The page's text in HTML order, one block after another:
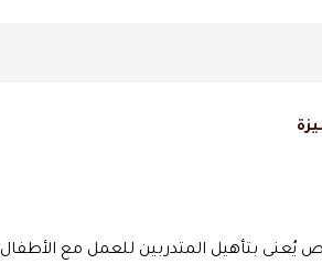
يُعنى بتأهيل المتدربين للعمل مع الأطفال